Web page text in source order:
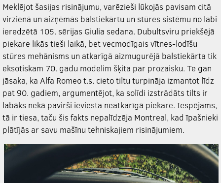
Meklējot šasijas risinājumu, varēzieši lūkojās pavisam citā
virzienā un aizņēmās balstiekārtu un stūres sistēmu no labi
ieredzētā 105. sērijas Giulia sedana. Dubultsviru priekšējā
piekare likās tieši laikā, bet vecmodīgais vītnes-lodīšu
stūres mehānisms un atkarīgā aizmugurējā balstiekārta tik
eksotiskam 70. gadu modelim šķita par prozaisku. Te gan
jāsaka, ka Alfa Romeo t.s. cieto tiltu turpināja izmantot līdz
pat 90. gadiem, argumentējot, ka solīdi izstrādāts tilts ir
labāks nekā pavirši ieviesta neatkarīgā piekare. Iespējams,
tā ir tiesa, taču šis fakts nepalīdzēja Montreal, kad īpašnieki
plātījās ar savu mašīnu tehniskajiem risinājumiem.